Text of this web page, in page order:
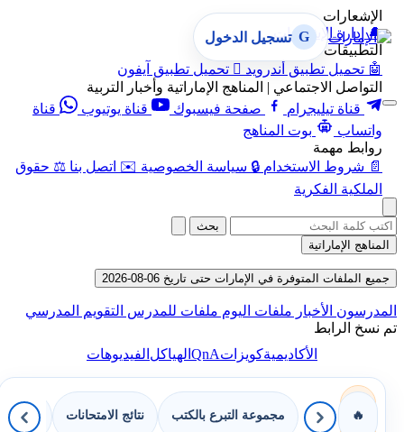
الإشعارات
🔔 إدارة الإشعارات
التطبيقات
🤖 تحميل تطبيق أندرويد  تحميل تطبيق آيفون
التواصل الاجتماعي | المناهج الإماراتية وأخبار التربية
قناة تيليجرام
صفحة فيسبوك قناة يوتيوب
قناة
واتساب
بوت المناهج
روابط مهمة
📄 شروط الاستخدام 🔒 سياسة الخصوصية ✉️ اتصل بنا ⚖️ حقوق
الملكية الفكرية
G تسجيل الدخول
بحث
المناهج الإماراتية
جميع الملفات المتوفرة في الإمارات حتى تاريخ 06-08-2026
المدرسون الأخبار ملفات اليوم ملفات للمدرس التقويم المدرسي
تم نسخ الرابط
الأكاديميةكويزاتQnAالهياكلالفيديوهات
🔥 مجموعة التبرع بالكتب نتائج الامتحانات